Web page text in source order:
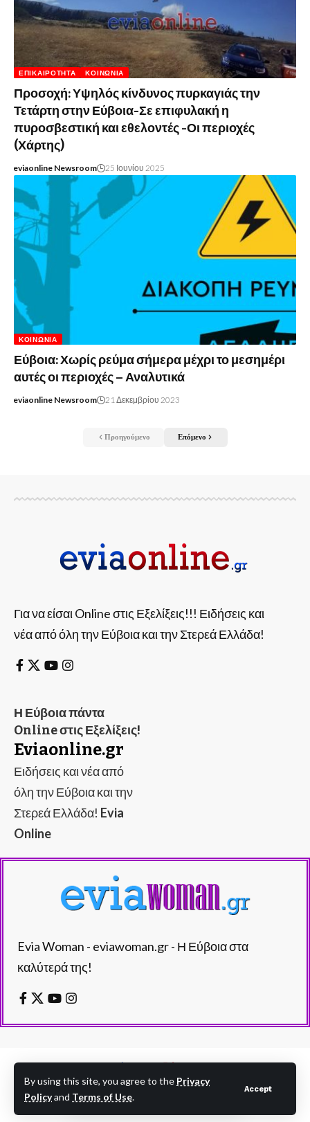
By using this site, you agree to the Privacy
Policyand Terms of Use.
Accept
ΕΠΙΚΑΙΡΌΤΗΤΑ ΚΟΙΝΩΝΊΑ
Προσοχή: Υψηλός κίνδυνος πυρκαγιάς την
Τετάρτη στην Εύβοια-Σε επιφυλακή η
πυροσβεστική και εθελοντές -Οι περιοχές
(Χάρτης)
eviaonline Newsroom 25 Ιουνίου 2025
ΚΟΙΝΩΝΊΑ
Εύβοια: Χωρίς ρεύμα σήμερα μέχρι το μεσημέρι
αυτές οι περιοχές – Αναλυτικά
eviaonline Newsroom 21 Δεκεμβρίου 2023
Προηγούμενο Επόμενο
Για να είσαι Online στις Εξελίξεις!!! Ειδήσεις και
νέα από όλη την Εύβοια και την Στερεά Ελλάδα!
Η Εύβοια πάντα
Online στις Εξελίξεις!
Eviaonline.gr
Ειδήσεις και νέα από
όλη την Εύβοια και την
Στερεά Ελλάδα! Evia
Online
Evia Woman - eviawoman.gr - Η Εύβοια στα
καλύτερά της!